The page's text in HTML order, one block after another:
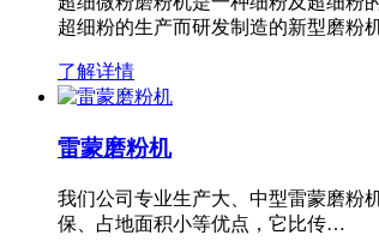
超细粉的生产而研发制造的新型磨粉
了解详情
雷蒙磨粉机
我们公司专业生产大、中型雷蒙磨粉
保、占地面积小等优点，它比传…